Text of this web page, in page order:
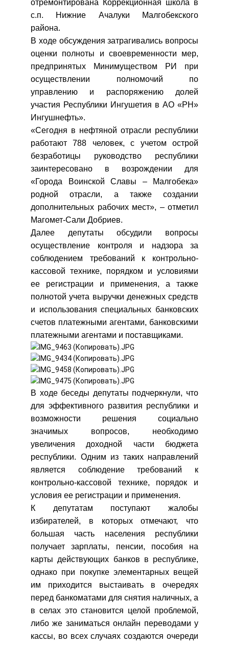
отремонтирована Коррекционная школа в
с.п. Нижние Ачалуки Малгобекского
района.
В ходе обсуждения затрагивались вопросы
оценки полноты и своевременности мер,
предпринятых Минимуществом РИ при
осуществлении полномочий по
управлению и распоряжению долей
участия Республики Ингушетия в АО «РН»
Ингушнефть».
«Сегодня в нефтяной отрасли республики
работают 788 человек, с учетом острой
безработицы руководство республики
заинтересовано в возрождении для
«Города Воинской Славы – Малгобека»
родной отрасли, а также создании
дополнительных рабочих мест», – отметил
Магомет-Сали Добриев.
Далее депутаты обсудили вопросы
осуществление контроля и надзора за
соблюдением требований к контрольно-
кассовой технике, порядком и условиями
ее регистрации и применения, а также
полнотой учета выручки денежных средств
и использования специальных банковских
счетов платежными агентами, банковскими
платежными агентами и поставщиками.
В ходе беседы депутаты подчеркнули, что
для эффективного развития республики и
возможности решения социально
значимых вопросов, необходимо
увеличения доходной части бюджета
республики. Одним из таких направлений
является соблюдение требований к
контрольно-кассовой технике, порядок и
условия ее регистрации и применения.
К депутатам поступают жалобы
избирателей, в которых отмечают, что
большая часть населения республики
получает зарплаты, пенсии, пособия на
карты действующих банков в республике,
однако при покупке элементарных вещей
им приходится выстаивать в очередях
перед банкоматами для снятия наличных, а
в селах это становится целой проблемой,
либо же заниматься онлайн переводами у
кассы, во всех случаях создаются очереди